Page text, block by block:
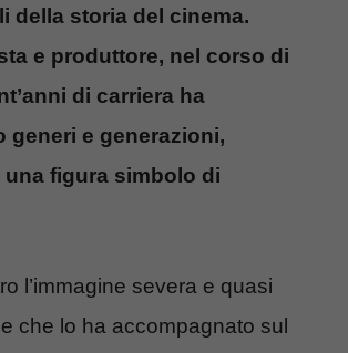
della storia del cinema.
e produttore, nel corso di
di carriera ha
generi e generazioni,
figura simbolo di
l’immagine severa e quasi
che lo ha accompagnato sul